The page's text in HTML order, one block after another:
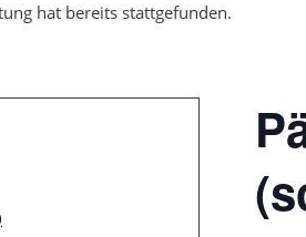
hat bereits stattgefunden.